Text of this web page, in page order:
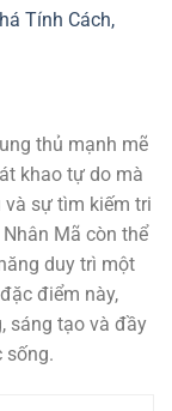
Tính Cách,
thủ mạnh mẽ
khao tự do mà
sự tìm kiếm tri
Mã còn thể
duy trì một
điểm này,
sáng tạo và đầy
sống.